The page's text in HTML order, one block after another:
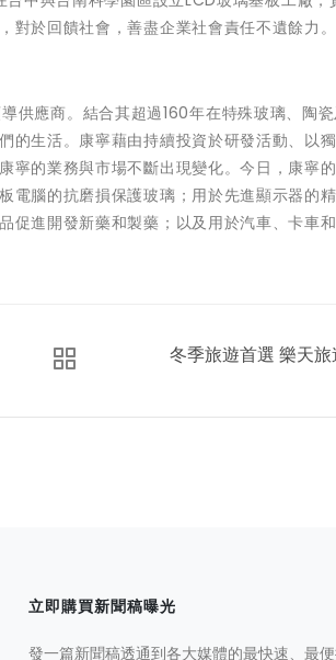
於回饋社會，善盡企業社會責任不遺餘力。
應商。結合其超過160年在特殊玻璃、陶
的生活。康寧藉由持續投資於研發活動、以
寧的業務與市場不斷出現變化。今日，康寧
電腦的抗磨損保護玻璃；用於先進顯示器的
促進開發新藥和製藥；以及用於汽車、卡車
冬季旅遊首選 樂天
立即購買新聞稿曝光
發一篇新聞稿透通到各大媒體的最快速、最便